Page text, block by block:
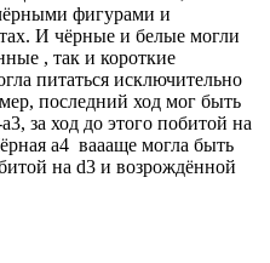
фигурами и
И чёрные и белые могли
, так и короткие
питаться исключительно
последний ход мог быть
за ход до этого побитой на
а4 ваааще могла быть
на d3 и возрождённой